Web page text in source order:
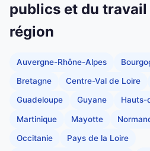
publics et du
région
Auvergne-Rhône-Alpes
Bretagne Centre-Val de Loire
Guadeloupe Guyane Hauts-
Martinique Mayotte
Occitanie Pays de la Loire